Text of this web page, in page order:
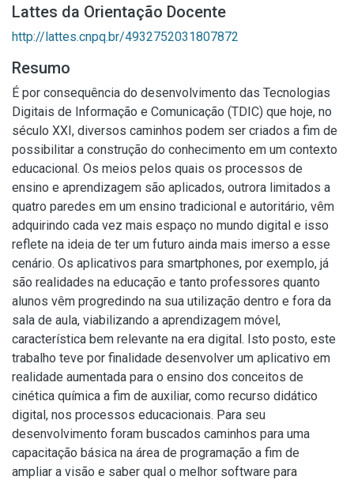
Lattes da Orientação Docente
http://lattes.cnpq.br/4932752031807872
Resumo
É por consequência do desenvolvimento das Tecnologias
Digitais de Informação e Comunicação (TDIC) que hoje, no
século XXI, diversos caminhos podem ser criados a fim de
possibilitar a construção do conhecimento em um contexto
educacional. Os meios pelos quais os processos de
ensino e aprendizagem são aplicados, outrora limitados a
quatro paredes em um ensino tradicional e autoritário, vêm
adquirindo cada vez mais espaço no mundo digital e isso
reflete na ideia de ter um futuro ainda mais imerso a esse
cenário. Os aplicativos para smartphones, por exemplo, já
são realidades na educação e tanto professores quanto
alunos vêm progredindo na sua utilização dentro e fora da
sala de aula, viabilizando a aprendizagem móvel,
característica bem relevante na era digital. Isto posto, este
trabalho teve por finalidade desenvolver um aplicativo em
realidade aumentada para o ensino dos conceitos de
cinética química a fim de auxiliar, como recurso didático
digital, nos processos educacionais. Para seu
desenvolvimento foram buscados caminhos para uma
capacitação básica na área de programação a fim de
ampliar a visão e saber qual o melhor software para